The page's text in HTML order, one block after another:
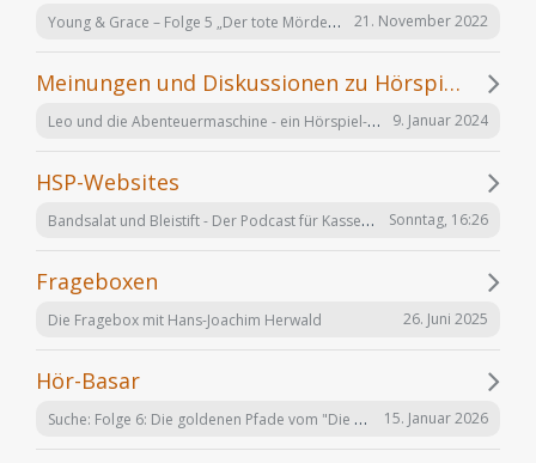
Young & Grace – Folge 5 „Der tote Mörder“ von TOS Hörfabrik 21. November 2022
Meinungen und Diskussionen zu Hörspielen und Hörbüchern
Leo und die Abenteuermaschine - ein Hörspiel-Desaster mit Happy End 9. Januar 2024
HSP-Websites
Bandsalat und Bleistift - Der Podcast für Kassetten-Kinder Sonntag, 16:26
Frageboxen
Die Fragebox mit Hans-Joachim Herwald 26. Juni 2025
Hör-Basar
Suche: Folge 6: Die goldenen Pfade vom "Die Elfen" Hörspiel von Bernhard Hennen 15. Januar 2026